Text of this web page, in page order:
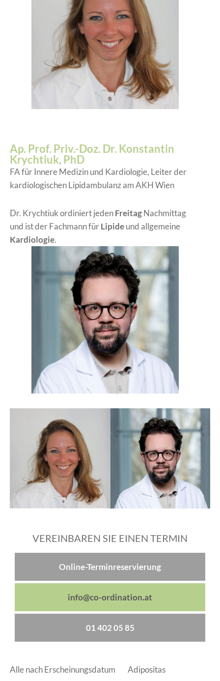
Ap. Prof. Priv.-Doz. Dr. Konstantin
Krychtiuk, PhD
FA für Innere Medizin und Kardiologie, Leiter der
kardiologischen Lipidambulanz am AKH Wien
Dr. Krychtiuk ordiniert jedenFreitagNachmittag
und ist der Fachmann fürLipideund allgemeine
Kardiologie.
VEREINBAREN SIE EINEN TERMIN
Online-Terminreservierung
info@co-ordination.at
01 402 05 85
Alle nach Erscheinungsdatum
Adipositas